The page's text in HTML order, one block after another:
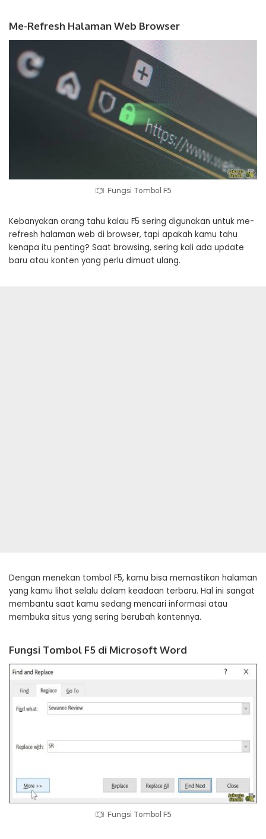
Me-Refresh Halaman Web Browser
Fungsi Tombol F5
Kebanyakan orang tahu kalau F5 sering digunakan untuk me-
refresh halaman web di browser, tapi apakah kamu tahu
kenapa itu penting? Saat browsing, sering kali ada update
baru atau konten yang perlu dimuat ulang.
Dengan menekan tombol F5, kamu bisa memastikan halaman
yang kamu lihat selalu dalam keadaan terbaru. Hal ini sangat
membantu saat kamu sedang mencari informasi atau
membuka situs yang sering berubah kontennya.
Fungsi Tombol F5 di Microsoft Word
Fungsi Tombol F5